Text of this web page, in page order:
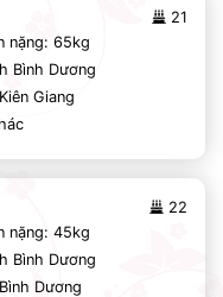
21
nặng: 65kg
Bình Dương
Giang
22
nặng: 45kg
Bình Dương
Dương